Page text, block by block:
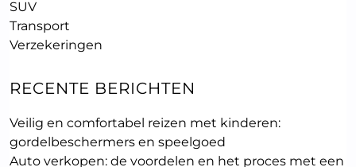
SUV
Transport
Verzekeringen
RECENTE BERICHTEN
Veilig en comfortabel reizen met kinderen:
gordelbeschermers en speelgoed
Auto verkopen: de voordelen en het proces met een